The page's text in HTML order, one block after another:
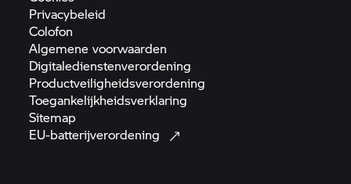
Privacybeleid
Colofon
Algemenevoorwaarden
Digitaledienstenverordening
Productveiligheidsverordening
Toegankelijkheidsverklaring
Sitemap
EU-batterijverordening